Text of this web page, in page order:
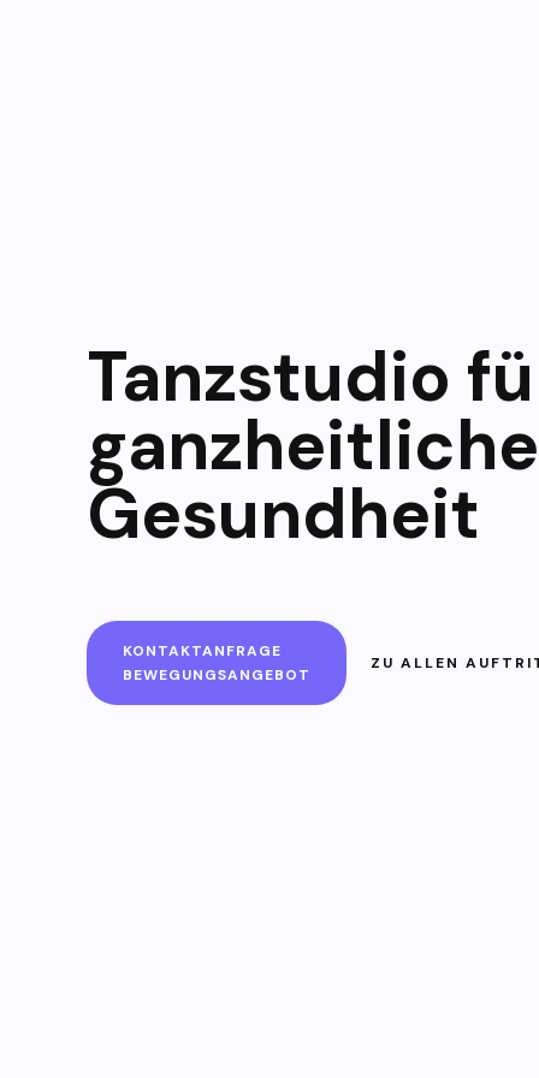
Tanzstudio
ganzheitliche
Gesundheit
KONTAKTANFRAGE
BEWEGUNGSANGEBOT
ZU ALLEN